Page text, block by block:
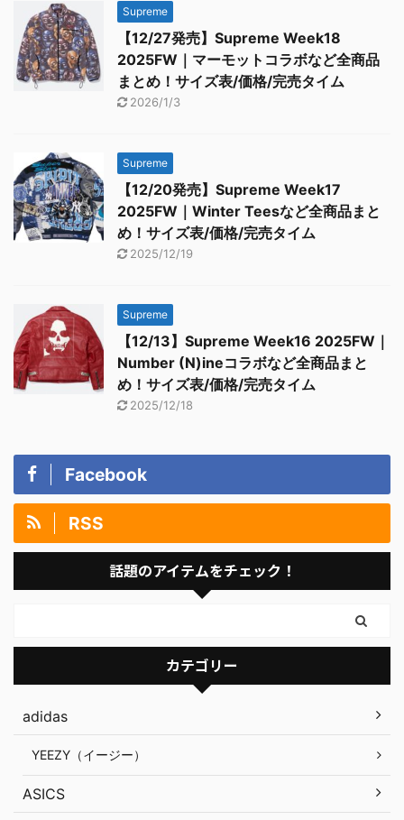
Supreme
【12/27発売】Supreme Week18
2025FW｜マーモットコラボなど全商品
まとめ！サイズ表/価格/完売タイム
2026/1/3
Supreme
【12/20発売】Supreme Week17
2025FW｜Winter Teesなど全商品まと
め！サイズ表/価格/完売タイム
2025/12/19
Supreme
【12/13】Supreme Week16 2025FW｜
Number (N)ineコラボなど全商品まと
め！サイズ表/価格/完売タイム
2025/12/18
Facebook
RSS
話題のアイテムをチェック！
カテゴリー
adidas
YEEZY（イージー）
ASICS